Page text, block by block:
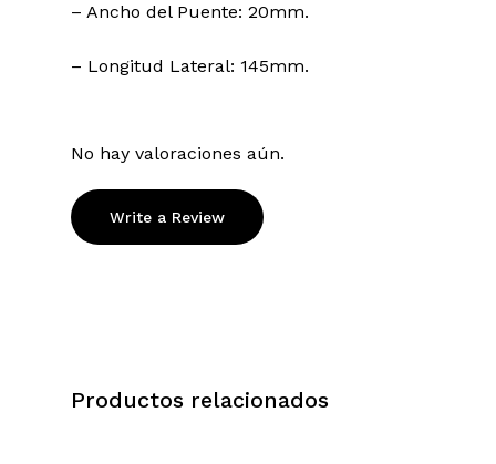
– Ancho del Puente: 20mm.
– Longitud Lateral: 145mm.
No hay valoraciones aún.
Write a Review
Productos relacionados